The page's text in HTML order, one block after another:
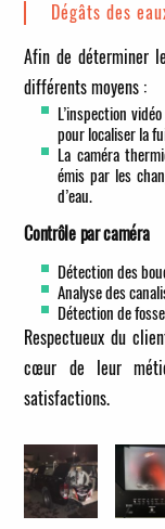
Dégâts des
Afin de déterminer
différents moyens :
L’inspection
pour localiser la
La caméra
émis par les
d’eau.
Contrôle par caméra
Détection des
Analyse des
Détection de fosse
Respectueux du
cœur de leur
satisfactions.